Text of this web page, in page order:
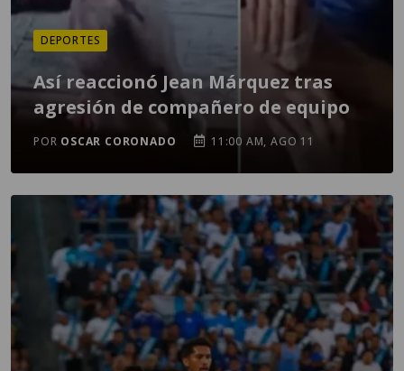
DEPORTES
Así reaccionó Jean Márquez tras
agresión de compañero de equipo
POR OSCAR CORONADO 11:00 AM, AGO 11